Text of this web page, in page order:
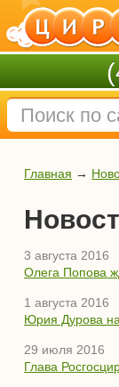
Главная →
3 августа 2016
Олега Попова
1 августа 2016
Юрия Дурова
29 июля 2016
Глава